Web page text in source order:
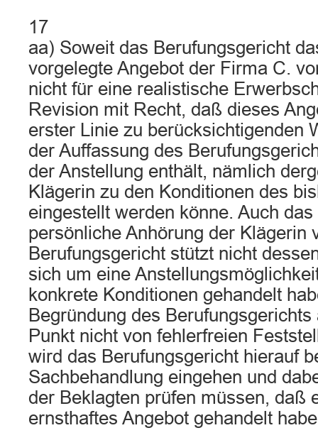
17
aa) Soweit das Berufungsgericht
vorgelegte Angebot der Firma C.
nicht für eine realistische
Revision mit Recht, daß dieses
erster Linie zu berücksichtigenden
der Auffassung des
der Anstellung enthält, nämlich
Klägerin zu den Konditionen des
eingestellt werden könne. Auch
persönliche Anhörung der Klägerin
Berufungsgericht stützt nicht
sich um eine
konkrete Konditionen gehandelt
Begründung des
Punkt nicht von fehlerfreien
wird das Berufungsgericht hierauf
Sachbehandlung eingehen und
der Beklagten prüfen müssen, daß
ernsthaftes Angebot gehandelt